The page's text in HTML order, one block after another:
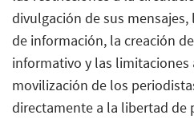
divulgación de sus
de información, la creación
informativo y las limitaciones
movilización de los
directamente a la libertad de